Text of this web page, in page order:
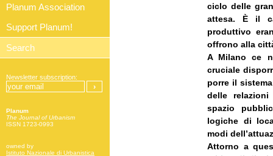
ciclo delle
attesa. È il
produttivo
offrono alla
A Milano ce
cruciale
porre il
delle
spazio
logiche di
modi
Attorno a
Planum Association
Support Planum!
Newsletter subscription:
Planum
The Journal of Urbanism
ISSN 1723-0993
owned by
Istituto Nazionale di Urbanistica